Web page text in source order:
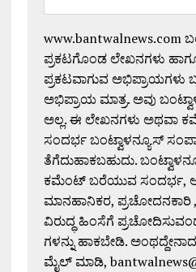
www.bantwalnews.com
ಪ್ರಕಟಗೊಂಡ ಲೇಖನಗಳು
ಪ್ರಕಟವಾಗುವ ಅಭಿಪ್ರಾಯಗಳು
ಅಭಿಪ್ರಾಯ ಮಾತ್ರ. ಅವು
ಅಲ್ಲ. ಈ ಲೇಖನಗಳು ಅಥವಾ
ಸಂದರ್ಭ ಬಂಟ್ವಾಳನ್ಯೂಸ್
ತೆಗೆದುಹಾಕಬಹುದು.
ಕಮೆಂಟ್ ಬರೆಯುವ ಸಂದರ್ಭ,
ಮಾನಹಾನಿಕರ, ಪ್ರಚೋದನಕಾರಿ ,
ವಿರುದ್ಧ ಹಿಂಸೆಗೆ
ಗಳನ್ನು ಹಾಕಬೇಡಿ.
ಮೈಲ್ ಮಾಡಿ,